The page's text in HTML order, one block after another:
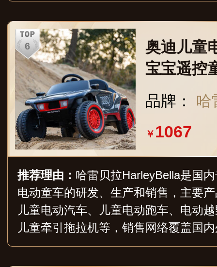
奥迪儿童
宝宝遥控
孩可坐人
品牌： 哈
￥ 1067
推荐理由： 哈雷贝拉HarleyBella是国
电动童车的研发、生产和销售，主要
儿童电动汽车、儿童电动跑车、电动
儿童牵引拖拉机等，销售网络覆盖国